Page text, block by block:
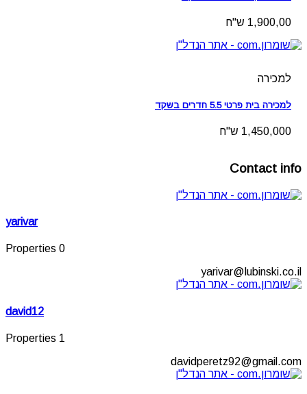
1,900,00 ש"ח
למכירה
למכירה בית פרטי 5.5 חדרים בשקד
1,450,000 ש"ח
Contact info
yarivar
0 Properties
yarivar@lubinski.co.il
david12
1 Properties
davidperetz92@gmail.com